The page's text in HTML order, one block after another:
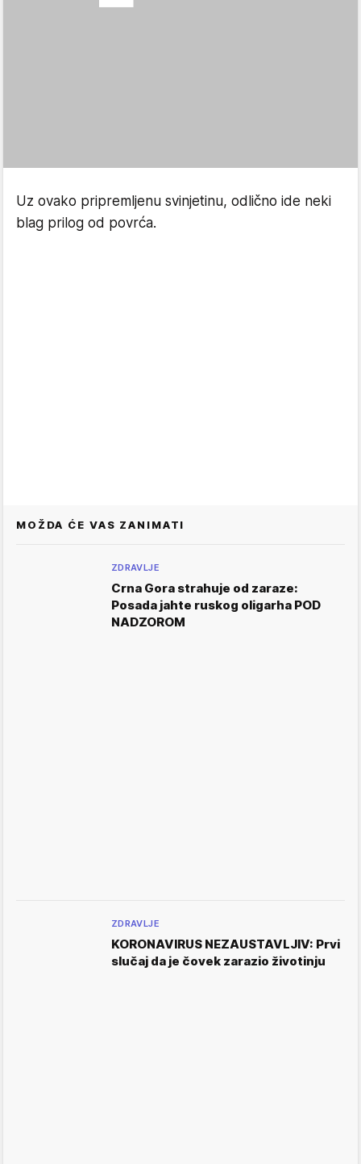
Uz ovako pripremljenu svinjetinu, odlično ide neki
blag prilog od povrća.
MOŽDA ĆE VAS ZANIMATI
ZDRAVLJE
Crna Gora strahuje od zaraze:
Posada jahte ruskog oligarha POD
NADZOROM
ZDRAVLJE
KORONAVIRUS NEZAUSTAVLJIV: Prvi
slučaj da je čovek zarazio životinju